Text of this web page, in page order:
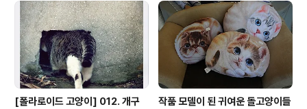
[폴라로이드 고양이] 012. 개구
작품 모델이 된 귀여운 돌고양이들